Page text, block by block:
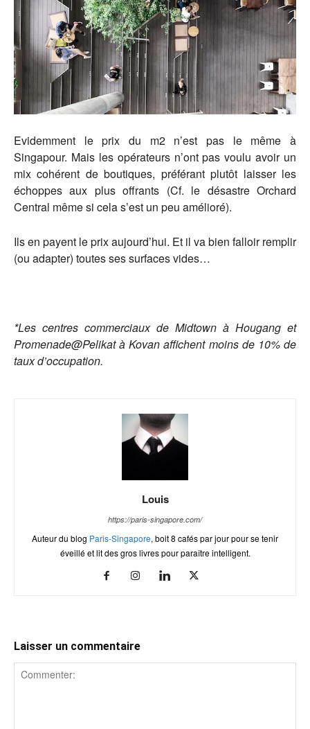
Evidemment le prix du m2 n’est pas le même à
Singapour. Mais les opérateurs n’ont pas voulu avoir un
mix cohérent de boutiques, préférant plutôt laisser les
échoppes aux plus offrants (Cf. le désastre Orchard
Central même si cela s’est un peu amélioré).
Ils en payent le prix aujourd’hui. Et il va bien falloir remplir
(ou adapter) toutes ses surfaces vides…
*Les centres commerciaux de Midtown à Hougang et
Promenade@Pelikat à Kovan affichent moins de 10% de
taux d’occupation.
Louis
https://paris-singapore.com/
Auteur du blog Paris-Singapore, boit 8 cafés par jour pour se tenir
éveillé et lit des gros livres pour paraître intelligent.
Laisser un commentaire